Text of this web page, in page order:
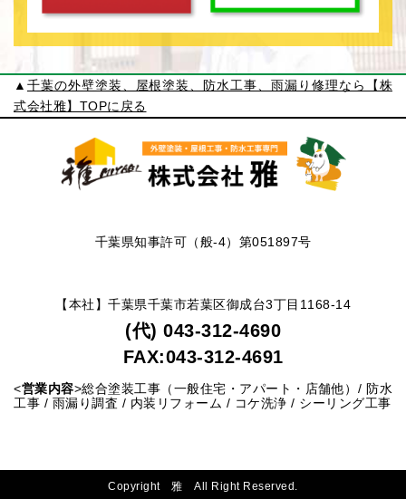
▲ 千葉の外壁塗装、屋根塗装、防水工事、雨漏り修理なら【株
式会社雅】TOPに戻る
千葉県知事許可（般-4）第051897号
【本社】千葉県千葉市若葉区御成台3丁目1168-14
(代) 043-312-4690
FAX:043-312-4691
<営業内容>総合塗装工事（一般住宅・アパート・店舗他）/ 防水
工事 / 雨漏り調査 / 内装リフォーム / コケ洗浄 / シーリング工事
Copyright雅 All Right Reserved.